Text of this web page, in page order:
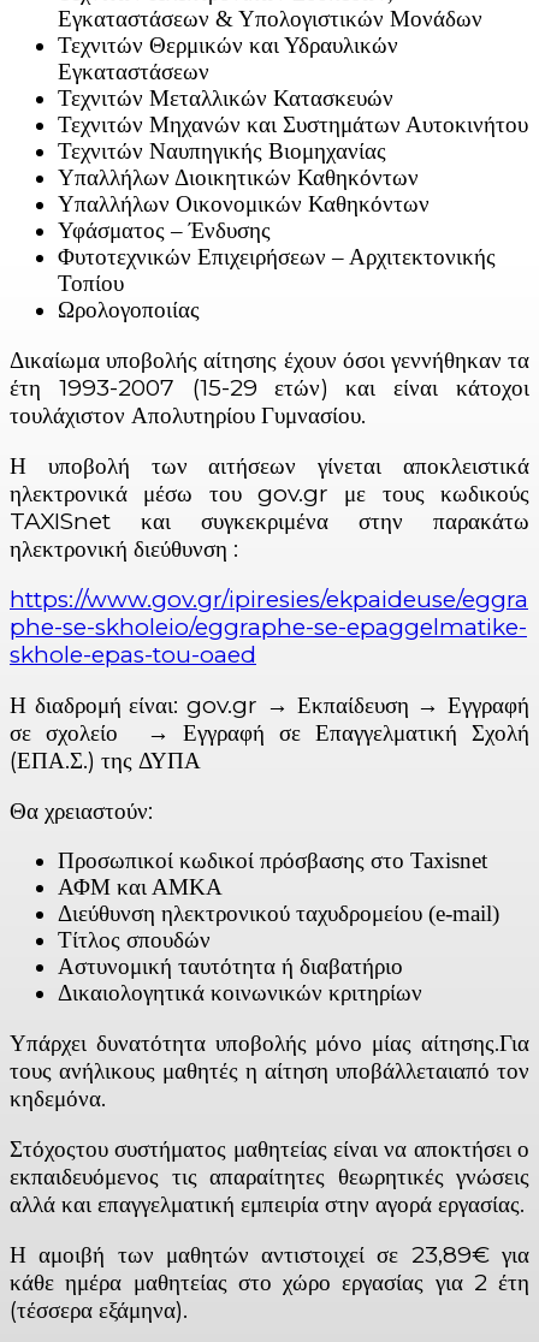
Εγκαταστάσεων & Υπολογιστικών Μονάδων
Τεχνιτών Θερμικών και Υδραυλικών
Εγκαταστάσεων
Τεχνιτών Μεταλλικών Κατασκευών
Τεχνιτών Μηχανών και Συστημάτων Αυτοκινήτου
Τεχνιτών Ναυπηγικής Βιομηχανίας
Υπαλλήλων Διοικητικών Καθηκόντων
Υπαλλήλων Οικονομικών Καθηκόντων
Υφάσματος – Ένδυσης
Φυτοτεχνικών Επιχειρήσεων – Αρχιτεκτονικής
Τοπίου
Ωρολογοποιίας
Δικαίωμα υποβολής αίτησης έχουν όσοι γεννήθηκαν τα
έτη 1993-2007 (15-29 ετών) και είναι κάτοχοι
τουλάχιστον Απολυτηρίου Γυμνασίου.
Η υποβολή των αιτήσεων γίνεται αποκλειστικά
ηλεκτρονικά μέσω του gov.gr με τους κωδικούς
TAXISnet και συγκεκριμένα στην παρακάτω
ηλεκτρονική διεύθυνση :
https://www.gov.gr/ipiresies/ekpaideuse/eggra
phe-se-skholeio/eggraphe-se-epaggelmatike-
skhole-epas-tou-oaed
Η διαδρομή είναι: gov.gr → Εκπαίδευση → Εγγραφή
σε σχολείο → Εγγραφή σε Επαγγελματική Σχολή
(ΕΠΑ.Σ.) της ΔΥΠΑ
Θα χρειαστούν:
Προσωπικοί κωδικοί πρόσβασης στο Taxisnet
ΑΦΜ και ΑΜΚΑ
Διεύθυνση ηλεκτρονικού ταχυδρομείου (e-mail)
Τίτλος σπουδών
Αστυνομική ταυτότητα ή διαβατήριο
Δικαιολογητικά κοινωνικών κριτηρίων
Υπάρχει δυνατότητα υποβολής μόνο μίας αίτησης.Για
τους ανήλικους μαθητές η αίτηση υποβάλλεταιαπό τον
κηδεμόνα.
Στόχοςτου συστήματος μαθητείας είναι να αποκτήσει ο
εκπαιδευόμενος τις απαραίτητες θεωρητικές γνώσεις
αλλά και επαγγελματική εμπειρία στην αγορά εργασίας.
Η αμοιβή των μαθητών αντιστοιχεί σε 23,89€ για
κάθε ημέρα μαθητείας στο χώρο εργασίας για 2 έτη
(τέσσερα εξάμηνα).